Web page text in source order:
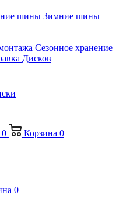
шины Зимние шины
Сезонное хранение
Дисков
0 Корзина 0
0